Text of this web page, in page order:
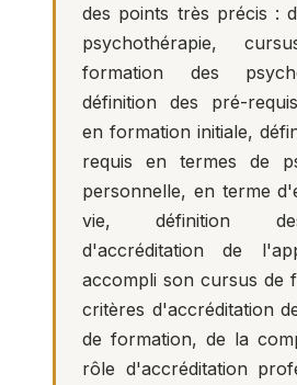
des points très précis :
psychothérapie,
formation des
définition des pré-
en formation initiale,
requis en termes de
personnelle, en terme
vie, définition
d'accréditation de
accompli son cursus de
critères d'accréditation
de formation, de la
rôle d'accréditation